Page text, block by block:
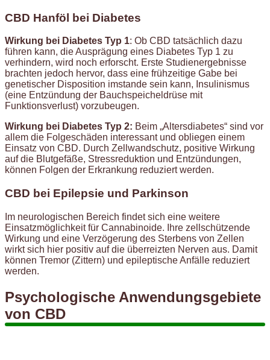
CBD Hanföl bei Diabetes
Wirkung bei Diabetes Typ 1: Ob CBD tatsächlich dazu
führen kann, die Ausprägung eines Diabetes Typ 1 zu
verhindern, wird noch erforscht. Erste Studienergebnisse
brachten jedoch hervor, dass eine frühzeitige Gabe bei
genetischer Disposition imstande sein kann, Insulinismus
(eine Entzündung der Bauchspeicheldrüse mit
Funktionsverlust) vorzubeugen.
Wirkung bei Diabetes Typ 2: Beim „Altersdiabetes“ sind vor
allem die Folgeschäden interessant und obliegen einem
Einsatz von CBD. Durch Zellwandschutz, positive Wirkung
auf die Blutgefäße, Stressreduktion und Entzündungen,
können Folgen der Erkrankung reduziert werden.
CBD bei Epilepsie und Parkinson
Im neurologischen Bereich findet sich eine weitere
Einsatzmöglichkeit für Cannabinoide. Ihre zellschützende
Wirkung und eine Verzögerung des Sterbens von Zellen
wirkt sich hier positiv auf die überreizten Nerven aus. Damit
können Tremor (Zittern) und epileptische Anfälle reduziert
werden.
Psychologische Anwendungsgebiete
von CBD